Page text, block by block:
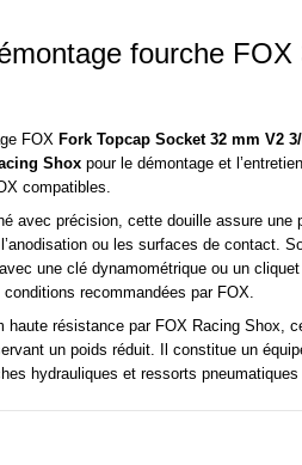
fourche
FOX Fork Topcap Socket 32 mm V2
Shox pour le démontage et
compatibles.
avec précision, cette douille assure une
ou les surfaces de contact.
une clé dynamométrique ou un
recommandées par FOX.
haute résistance par FOX Racing Shox,
un poids réduit. Il constitue un
hydrauliques et ressorts